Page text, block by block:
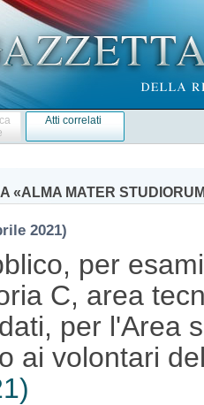
Atti correlati
«ALMA MATER
2021)
per
C, area
per l'Area
ai volontari